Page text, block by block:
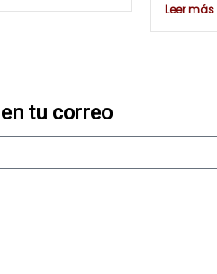
Leer más
tu correo